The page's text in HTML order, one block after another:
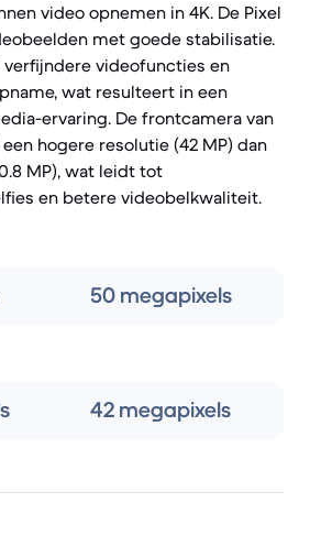
video opnemen in 4K. De Pixel
met goede stabilisatie.
verfijndere videofuncties en
wat resulteert in een
ervaring. De frontcamera van
hogere resolutie (42 MP) dan
MP), wat leidt tot
en betere videobelkwaliteit.
50 megapixels
42 megapixels